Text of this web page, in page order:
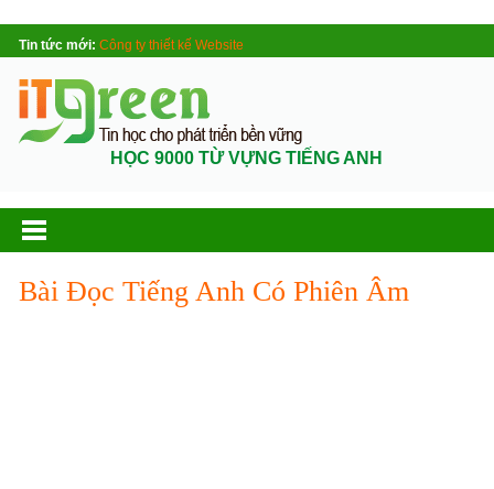
Tin tức mới: Công ty thiết kế Website
HỌC 9000 TỪ VỰNG TIẾNG ANH
Bài Đọc Tiếng Anh Có Phiên Âm